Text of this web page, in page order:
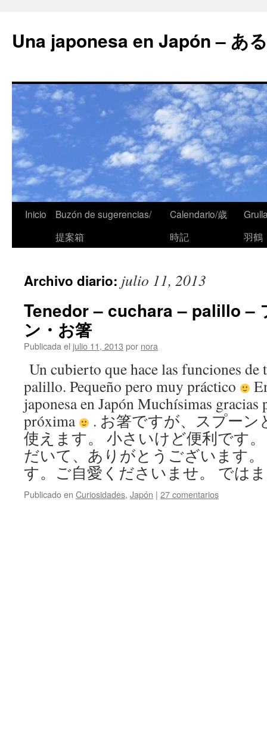
Una japonesa en Japón – あ
Inicio
Buzón de sugerencias/
提案箱
Calendario/歳
時記
羽鶴
Archivo diario: julio 11, 2013
Tenedor – cuchara – palillo –
ン・お箸
Publicada el julio 11, 2013 por nora
Un cubierto que hace las funciones de
palillo. Pequeño pero muy práctico
japonesa en Japón Muchísimas gracias
próxima
. お箸ですが、スプー
使えます。 小さいけど便利です
だいて、ありがとうございます
す。ご自愛くださいませ。 では
Publicado en Curiosidades, Japón | 27 comentarios